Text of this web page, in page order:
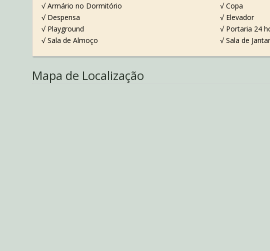
√ Armário no Dormitório
√ Copa
√ Despensa
√ Elevador
√ Playground
√ Portaria 24
√ Sala de Almoço
√ Sala de
Mapa de Localização